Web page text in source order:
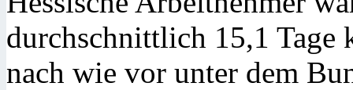
durchschnittlich 15,1 Tage
nach wie vor unter dem